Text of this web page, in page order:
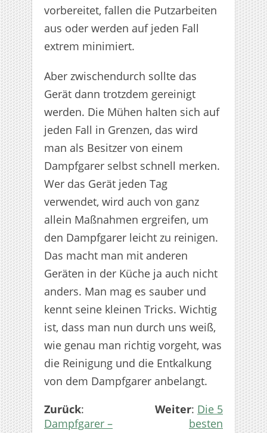
vorbereitet, fallen die Putzarbeiten
aus oder werden auf jeden Fall
extrem minimiert.
Aber zwischendurch sollte das
Gerät dann trotzdem gereinigt
werden. Die Mühen halten sich auf
jeden Fall in Grenzen, das wird
man als Besitzer von einem
Dampfgarer selbst schnell merken.
Wer das Gerät jeden Tag
verwendet, wird auch von ganz
allein Maßnahmen ergreifen, um
den Dampfgarer leicht zu reinigen.
Das macht man mit anderen
Geräten in der Küche ja auch nicht
anders. Man mag es sauber und
kennt seine kleinen Tricks. Wichtig
ist, dass man nun durch uns weiß,
wie genau man richtig vorgeht, was
die Reinigung und die Entkalkung
von dem Dampfgarer anbelangt.
Zurück:
Dampfgarer –
Weiter: Die 5
besten